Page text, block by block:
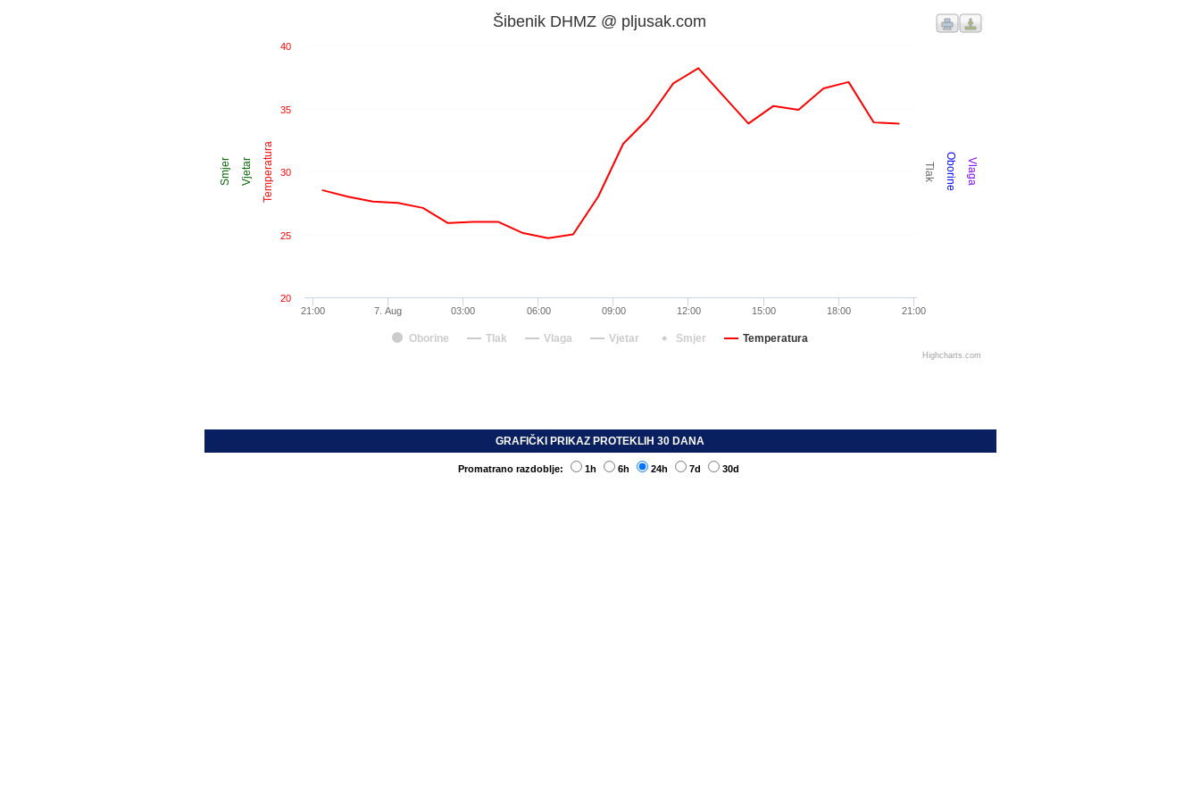
Temperatura
Vjetar Tlak Oborine Vlaga
Smjer
Šibenik DHMZ @ pljusak.com
Oborine Tlak Vlaga Vjetar Smjer Temperatura
21:00 7. Aug 03:00 06:00 09:00 12:00 15:00 18:00 21:00
20
25
30
35
40
Highcharts.com
GRAFIČKI PRIKAZ PROTEKLIH 30 DANA
Promatrano razdoblje: 1h 6h 24h 7d 30d